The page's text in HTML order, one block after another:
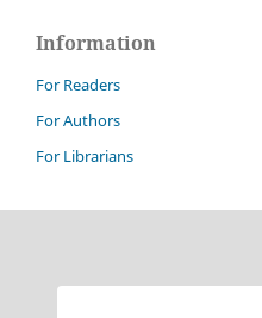
Information
For Readers
For Authors
For Librarians